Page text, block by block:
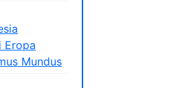
Eropa
Mundus